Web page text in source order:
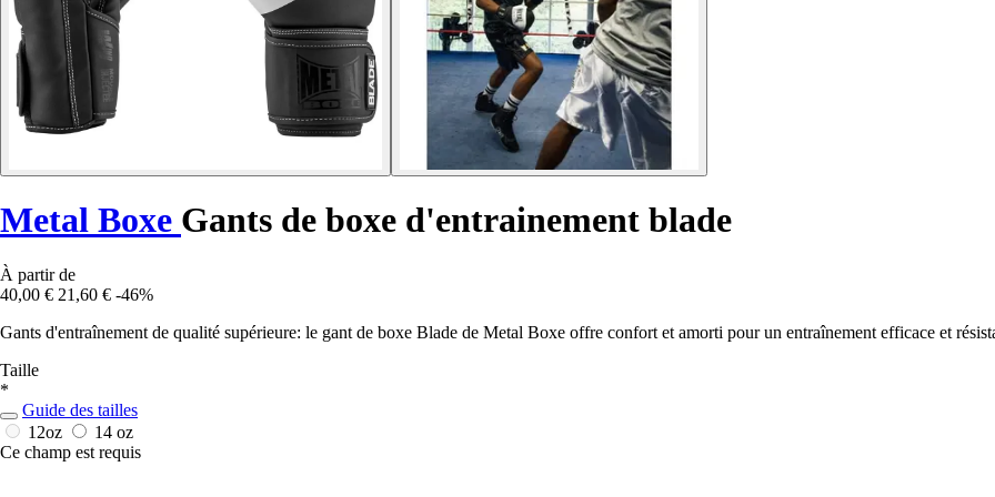
Metal Boxe Gants de boxe d'entrainement blade
À partir de
40,00 € 21,60 € -46%
Gants d'entraînement de qualité supérieure: le gant de boxe Blade de Metal Boxe offre confort et amorti pour un entraînement efficace et
Taille
*
Guide des tailles
12oz
14 oz
Ce champ est requis